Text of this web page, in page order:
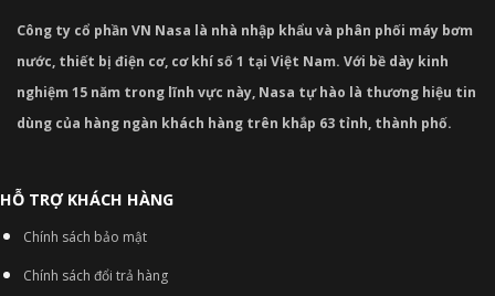
Công ty cổ phần VN Nasa là nhà nhập khẩu và phân phối máy bơm
nước, thiết bị điện cơ, cơ khí số 1 tại Việt Nam. Với bề dày kinh
nghiệm 15 năm trong lĩnh vực này, Nasa tự hào là thương hiệu tin
dùng của hàng ngàn khách hàng trên khắp 63 tỉnh, thành phố.
HỖ TRỢ KHÁCH HÀNG
Chính sách bảo mật
Chính sách đổi trả hàng